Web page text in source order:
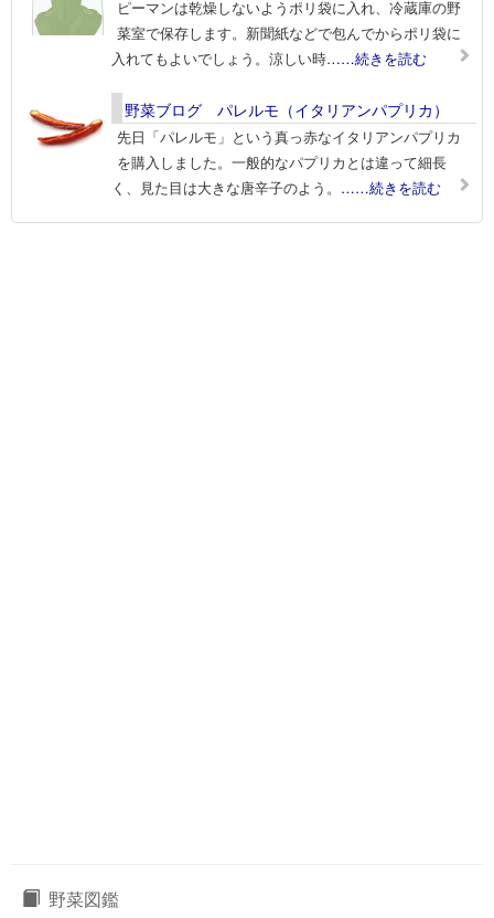
ピーマンは乾燥しないようポリ袋に入れ、冷蔵庫の野
菜室で保存します。新聞紙などで包んでからポリ袋に
入れてもよいでしょう。涼しい時……続きを読む
野菜ブログ パレルモ（イタリアンパプリカ）
先日「パレルモ」という真っ赤なイタリアンパプリカ
を購入しました。一般的なパプリカとは違って細長
く、見た目は大きな唐辛子のよう。 ……続きを読む
野菜図鑑